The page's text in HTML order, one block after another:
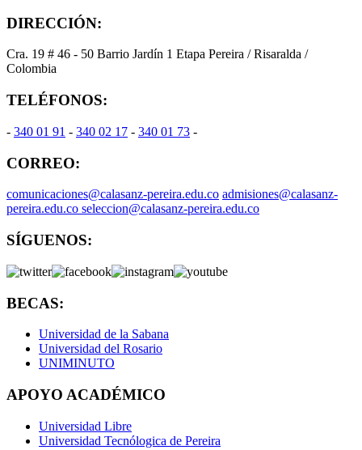
DIRECCIÓN:
Cra. 19 # 46 - 50 Barrio Jardín 1 Etapa Pereira / Risaralda /
Colombia
TELÉFONOS:
- 340 01 91 - 340 02 17 - 340 01 73 -
CORREO:
comunicaciones@calasanz-pereira.edu.co admisiones@calasanz-
pereira.edu.co seleccion@calasanz-pereira.edu.co
SÍGUENOS:
BECAS:
Universidad de la Sabana
Universidad del Rosario
UNIMINUTO
APOYO ACADÉMICO
Universidad Libre
Universidad Tecnólogica de Pereira